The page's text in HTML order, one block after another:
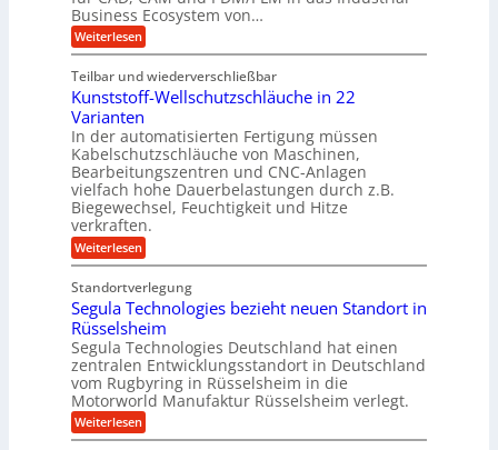
i
c
k
e
l
t
r
p
p
ü
b
e
r
V
o
r
j
a
h
r
b
e
i
t
s
m
a
r
k
t
W
a
c
s
t
m
s
c
h
a
n
c
e
f
ü
d
e
n
M
a
c
h
i
n
Business Ecosystem von…
Weiterlesen:
S
l
i
d
S
y
s
t
e
m
T
e
a
m
t
i
t
t
n
d
u
s
t
Teilbar und wiederverschließbar
Kunststoff-Wellschutzschläuche in 22
Varianten
In der automatisierten Fertigung müssen
Kabelschutzschläuche von Maschinen,
Bearbeitungszentren und CNC-Anlagen
vielfach hohe Dauerbelastungen durch z.B.
Biegewechsel, Feuchtigkeit und Hitze
verkraften.
Weiterlesen:
K
n
s
t
s
t
o
f
f
-
W
Standortverlegung
Segula Technologies bezieht neuen Standort in
Rüsselsheim
Segula Technologies Deutschland hat einen
zentralen Entwicklungsstandort in Deutschland
vom Rugbyring in Rüsselsheim in die
Motorworld Manufaktur Rüsselsheim verlegt.
Weiterlesen:
S